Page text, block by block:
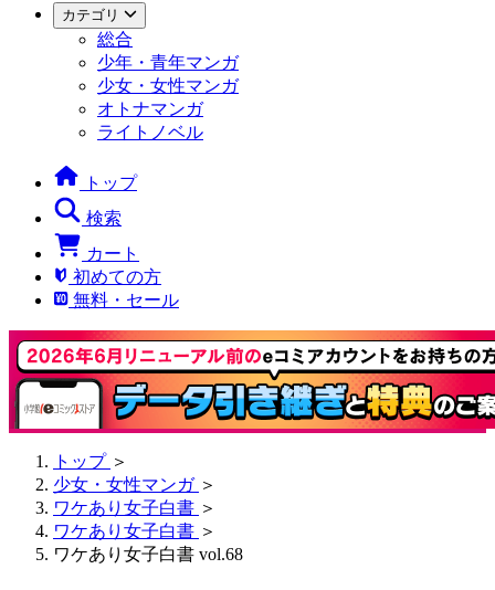
カテゴリ
総合
少年・青年マンガ
少女・女性マンガ
オトナマンガ
ライトノベル
トップ
検索
カート
初めての方
無料・セール
トップ ＞
少女・女性マンガ ＞
ワケあり女子白書 ＞
ワケあり女子白書 ＞
ワケあり女子白書 vol.68